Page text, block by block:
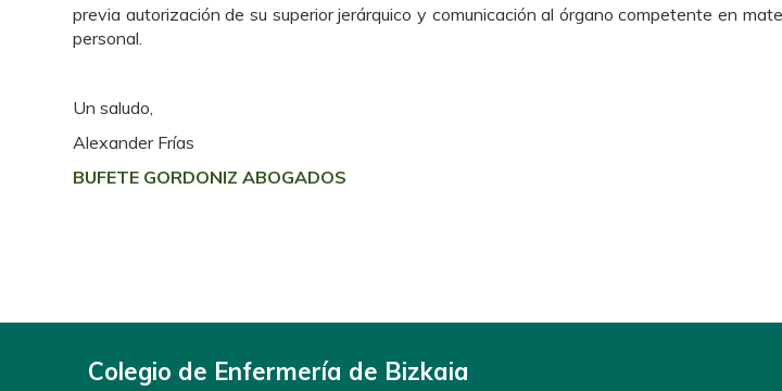
previa autorización de su superior jerárquico y comunicación al órgano competente en
personal.
Un saludo,
Alexander Frías
BUFETE GORDONIZ ABOGADOS
Colegio de Enfermería de Bizkaia